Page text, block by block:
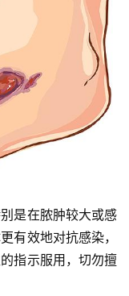
是在脓肿较大或感
有效地对抗感染，
指示服用，切勿擅